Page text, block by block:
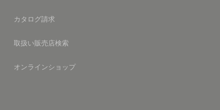
カタログ請求
取扱い販売店検索
オンラインショップ